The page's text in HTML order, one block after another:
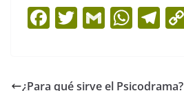
F
e
T
er
G
l
W
s
T
gr
¿Para qué sirve el Psicodrama?